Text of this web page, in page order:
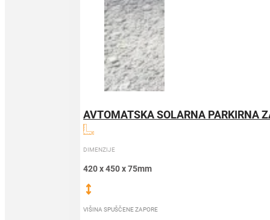
AVTOMATSKA SOLARNA PARKIRNA
DIMENZIJE
420 x 450 x 75mm
VIŠINA SPUŠČENE ZAPORE